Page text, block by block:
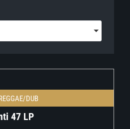
DUB
47 LP